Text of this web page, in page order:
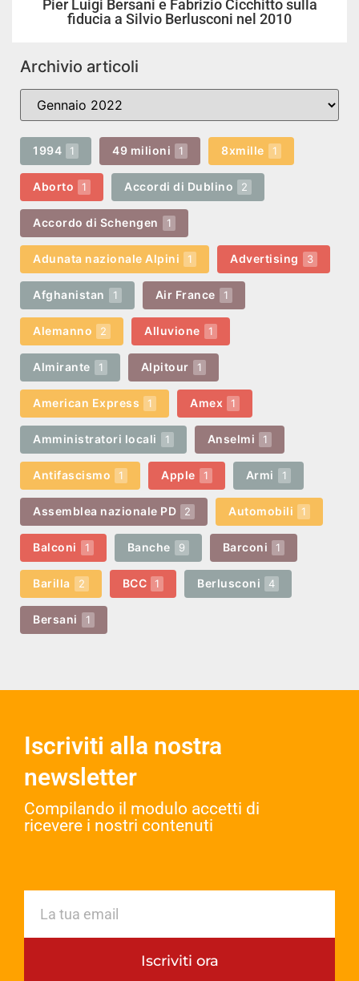
Pier Luigi Bersani e Fabrizio Cicchitto sulla
fiducia a Silvio Berlusconi nel 2010
Archivio articoli
1994 1 49 milioni 1 8xmille 1
Aborto 1 Accordi di Dublino 2
Accordo di Schengen 1
Adunata nazionale Alpini 1 Advertising 3
Afghanistan 1 Air France 1
Alemanno 2 Alluvione 1
Almirante 1 Alpitour 1
American Express 1 Amex 1
Amministratori locali 1 Anselmi 1
Antifascismo 1 Apple 1 Armi 1
Assemblea nazionale PD 2 Automobili 1
Balconi 1 Banche 9 Barconi 1
Barilla 2 BCC 1 Berlusconi 4
Bersani 1
Iscriviti alla nostra
newsletter
Compilando il modulo accetti di
ricevere i nostri contenuti​
Iscriviti ora